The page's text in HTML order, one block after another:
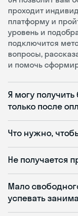
проходит
платформу и
уровень и
подключится
вопросы,
и помочь
Я могу
только после
Что нужно,
Не получается
Мало
успевать